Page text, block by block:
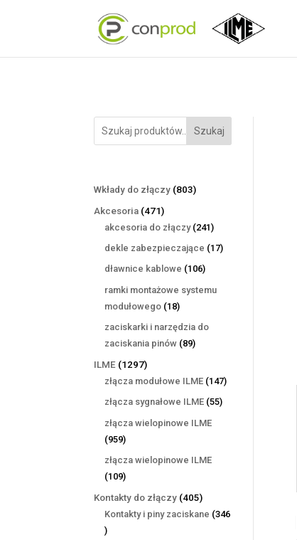
Szukaj
Wkłady do złączy 803803
Akcesoria 471471
produktów
akcesoria do złączy 241241
produktów
dekle zabezpieczające 1717
dławnice kablowe 106106
ramki montażowe systemu
modułowego 1818
produktów
zaciskarki i narzędzia do
zaciskania pinów 8989
ILME 12971297
produktów
złącza modułowe ILME 147147
złącza sygnałowe ILME 5555
złącza wielopinowe ILME
959959
produktów
złącza wielopinowe ILME
109109
produktów
Kontakty do złączy 405405
produktów
Kontakty i piny zaciskane 346
346